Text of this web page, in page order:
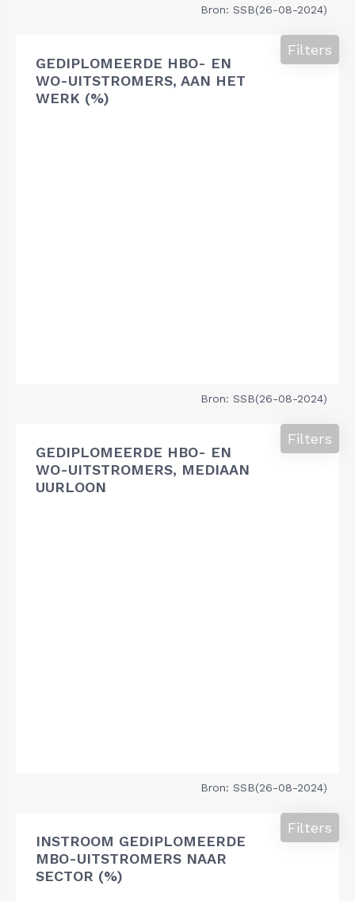
Bron: SSB(26-08-2024)
GEDIPLOMEERDE HBO- EN
WO-UITSTROMERS, AAN HET
WERK (%)
Filters
Bron: SSB(26-08-2024)
GEDIPLOMEERDE HBO- EN
WO-UITSTROMERS, MEDIAAN
UURLOON
Filters
Bron: SSB(26-08-2024)
INSTROOM GEDIPLOMEERDE
MBO-UITSTROMERS NAAR
SECTOR (%)
Filters